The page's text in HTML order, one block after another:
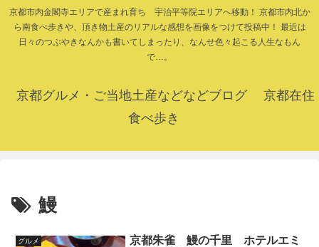
京都市内金閣寺エリアで産まれ育ち 宇治平等院エリアへ移動！ 京都市内北か
ら南食べ歩きや、頂き物土産のリアルな感想を画像をつけて投稿中！ 最近は
日々のつぶやきなんかも書いてしまったり、なんせ色々起こる人生なもん
で…。
京都グルメ・ご当地土産などなどブログ 京都在住
食べ歩き
鰻
グルメ
京都朱雀 鰻の千里 ホテルエミ